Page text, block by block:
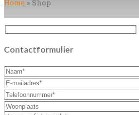
Home » Shop
Contactformulier